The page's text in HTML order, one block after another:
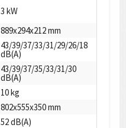
3 kW
889x294x212 mm
43/39/37/33/31/29/26/18
dB(A)
43/39/37/35/33/31/30
dB(A)
10 kg
802x555x350 mm
52 dB(A)